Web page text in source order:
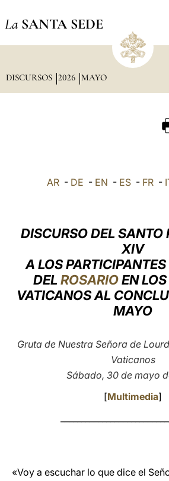
La SANTA SEDE
DISCURSOS 2026 MAYO
AR - DE - EN - ES - FR -
DISCURSO DEL SANTO
XIV
A LOS PARTICIPANTES
DEL ROSARIOEN
VATICANOS AL
MAYO
Gruta de Nuestra Señora de
Vaticanos
Sábado, 30 de mayo
[Multimedia]
«Voy a escuchar lo que dice el